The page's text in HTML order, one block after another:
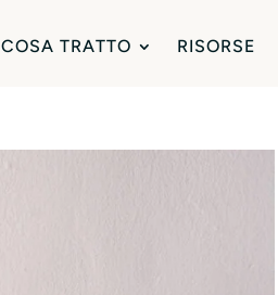
COSA TRATTO RISORSE